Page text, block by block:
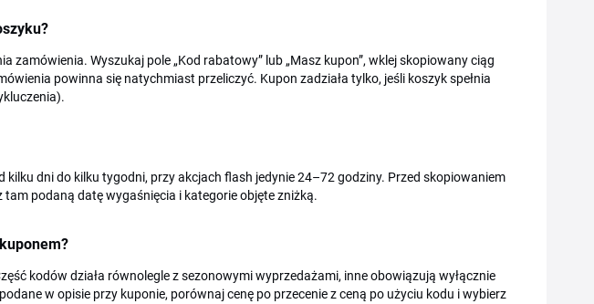
zamówienia. Wyszukaj pole „Kod rabatowy” lub „Masz kupon”, wklej skopiowany ciąg
powinna się natychmiast przeliczyć. Kupon zadziała tylko, jeśli koszyk spełnia
kilku dni do kilku tygodni, przy akcjach flash jedynie 24–72 godziny. Przed skopiowaniem
podaną datę wygaśnięcia i kategorie objęte zniżką.
kodów działa równolegle z sezonowymi wyprzedażami, inne obowiązują wyłącznie
w opisie przy kuponie, porównaj cenę po przecenie z ceną po użyciu kodu i wybierz